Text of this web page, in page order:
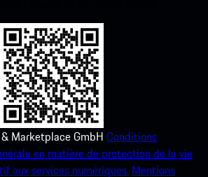
Marketplace GmbH Conditions
en matière de protection de la vie
aux services numériques. Mentions